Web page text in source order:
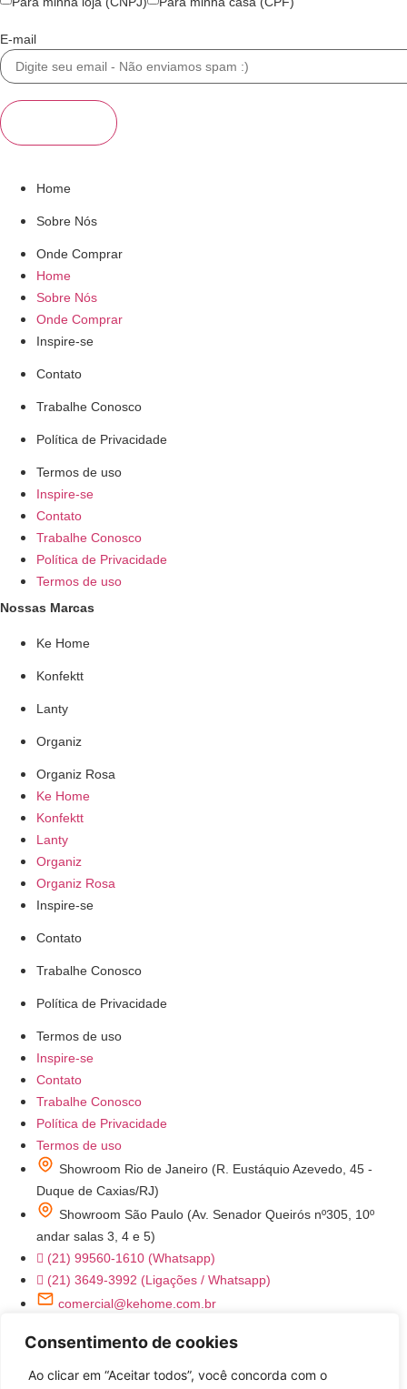
Consentimento de cookies
Ao clicar em “Aceitar todos”, você concorda com o
E-mail
Home
Sobre Nós
Onde Comprar
Home
Sobre Nós
Onde Comprar
Inspire-se
Contato
Trabalhe Conosco
Política de Privacidade
Termos de uso
Inspire-se
Contato
Trabalhe Conosco
Política de Privacidade
Termos de uso
Nossas Marcas
Ke Home
Konfektt
Lanty
Organiz
Organiz Rosa
Ke Home
Konfektt
Lanty
Organiz
Organiz Rosa
Inspire-se
Contato
Trabalhe Conosco
Política de Privacidade
Termos de uso
Inspire-se
Contato
Trabalhe Conosco
Política de Privacidade
Termos de uso
Showroom Rio de Janeiro (R. Eustáquio Azevedo, 45 -
Duque de Caxias/RJ)
Showroom São Paulo (Av. Senador Queirós nº305, 10º
andar salas 3, 4 e 5)
(21) 99560-1610 (Whatsapp)
(21) 3649-3992 (Ligações / Whatsapp)
comercial@kehome.com.br